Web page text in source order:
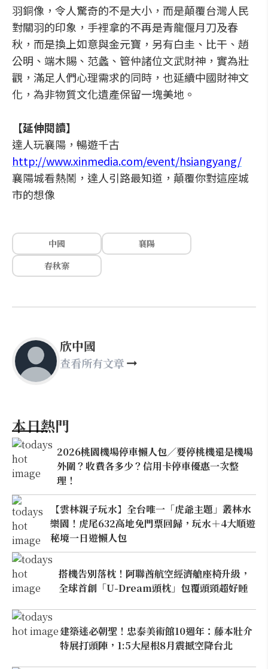
羽銅像，令人驚奇的不是大小，而是顛覆台灣人民
對關羽的印象，手裡拿的不再是青龍偃月刀及春
秋，而是換上如意與金元寶，另有白圭、比干、趙
公明、端木賜、范蠡、管仲諸位文武財神，實為壯
觀，滿足人們心理需求的同時，也延續中國財神文
化，為非物質文化遺產保留一塊美地。
【延伸閱讀】
達人玩襄陽，暢遊千古
http://www.xinmedia.com/event/hsiangyang/
襄陽城看熱鬧，達人引路最知道，顛覆你對這座城
市的想像
中國
襄陽
春秋寨
欣中國
查看所有文章
本日熱門
2026桃園機場停車懶人包／要停桃機還是機場
外圍？收費各多少？信用卡停車優惠一次整
理！
【雲林親子玩水】全台唯一「虎爺主題」叢林水
樂園！虎尾632高地免門票回歸，玩水＋4大順遊
秘境一日遊懶人包
搭機告別落枕！阿聯酋航空經濟艙座椅升級，
全球首創「U-Dream頭枕」包覆頭頸超好睡
建築迷必朝聖！忠泰美術館10週年：藤本壯介
特展打頭陣，1:5大屋根8月震撼空降台北